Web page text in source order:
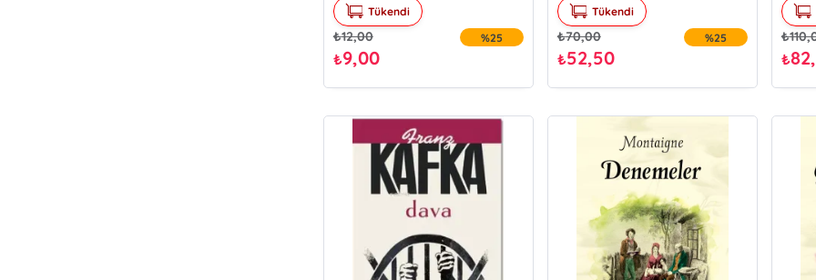
Tükendi
₺12,00
₺9,00
%25
Tükendi
₺70,00
₺52,50
%25 ₺
₺